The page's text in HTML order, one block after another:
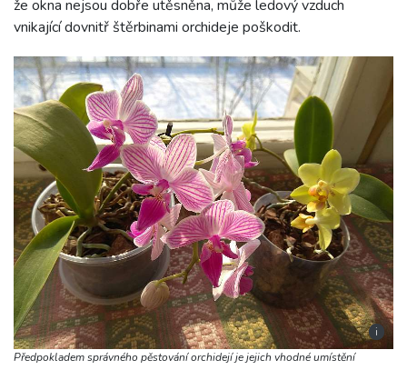
že okna nejsou dobře utěsněna, může ledový vzduch
vnikající dovnitř štěrbinami orchideje poškodit.
i
Předpokladem správného pěstování orchidejí je jejich vhodné umístění